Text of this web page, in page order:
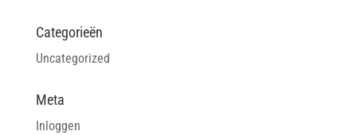
Categorieën
Uncategorized
Meta
Inloggen